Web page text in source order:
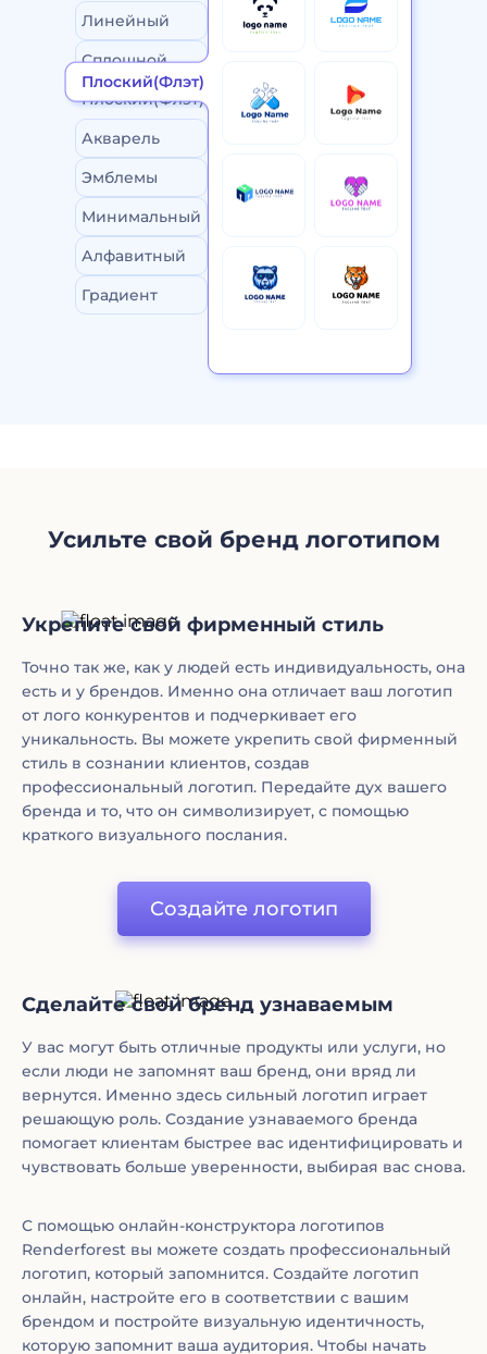
Линейный
Сплошной
Плоский(Флэт)
Акварель
Эмблемы
Минимальный
Алфавитный
Градиент
Плоский(Флэт)
Усильте свой бренд логотипом
Укрепите свой фирменный стиль
Точно так же, как у людей есть индивидуальность, она
есть и у брендов. Именно она отличает ваш логотип
от лого конкурентов и подчеркивает его
уникальность. Вы можете укрепить свой фирменный
стиль в сознании клиентов, создав
профессиональный логотип. Передайте дух вашего
бренда и то, что он символизирует, с помощью
краткого визуального послания.
Создайте логотип
Сделайте свой бренд узнаваемым
У вас могут быть отличные продукты или услуги, но
если люди не запомнят ваш бренд, они вряд ли
вернутся. Именно здесь сильный логотип играет
решающую роль. Создание узнаваемого бренда
помогает клиентам быстрее вас идентифицировать и
чувствовать больше уверенности, выбирая вас снова.
С помощью онлайн-конструктора логотипов
Renderforest вы можете создать профессиональный
логотип, который запомнится. Создайте логотип
онлайн, настройте его в соответствии с вашим
брендом и постройте визуальную идентичность,
которую запомнит ваша аудитория. Чтобы начать